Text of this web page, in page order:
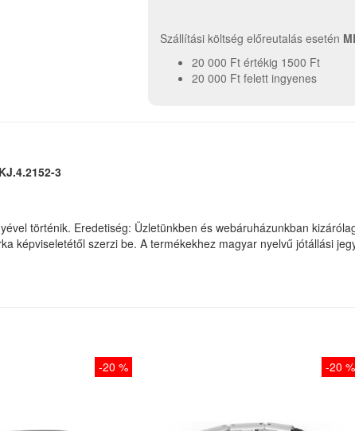
Szállítási költség előreutalás esetén
20 000 Ft értékig 1500 Ft
20 000 Ft felett ingyenes
3
történik. Eredetiség: Üzletünkben és webáruházunkban
képviseletétől szerzi be. A termékekhez magyar nyelvű jótállási
-20 % -20 %